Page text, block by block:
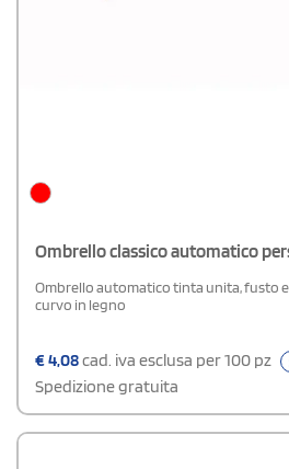
Ombrello classico automatico
Ombrello automatico tinta unita, fusto
curvo in legno
€4,08cad. iva esclusa per 100 pz
Spedizione gratuita